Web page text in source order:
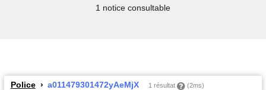
1 notice consultable
Police a011479301472yAeMjX 1 résultat (2ms)